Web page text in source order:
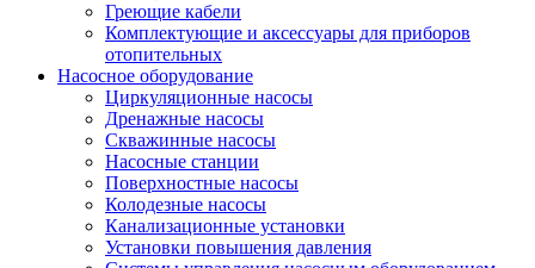
Греющие кабели
Комплектующие и аксессуары для приборов
отопительных
Насосное оборудование
Циркуляционные насосы
Дренажные насосы
Скважинные насосы
Насосные станции
Поверхностные насосы
Колодезные насосы
Канализационные установки
Установки повышения давления